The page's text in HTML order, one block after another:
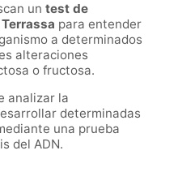
un test de
para entender
a determinados
alteraciones
o fructosa.
analizar la
determinadas
una prueba
del ADN.